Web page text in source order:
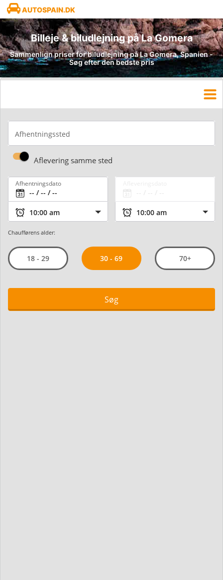
AUTOSPAIN.DK
Billeje & biludlejning på La Gomera
Sammenlign priser for biludlejning på La Gomera, Spanien -
Søg efter den bedste pris
Afhentningssted
Aflevering samme sted
Afhentningsdato
Chaufførens alder:
18 - 29 30 - 69 70+
Søg